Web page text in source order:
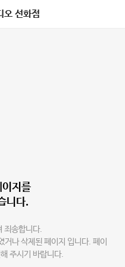
오 선화점
지를
니다.
죄송합니다.
나 삭제된 페이지 입니다. 페이
주시기 바랍니다.